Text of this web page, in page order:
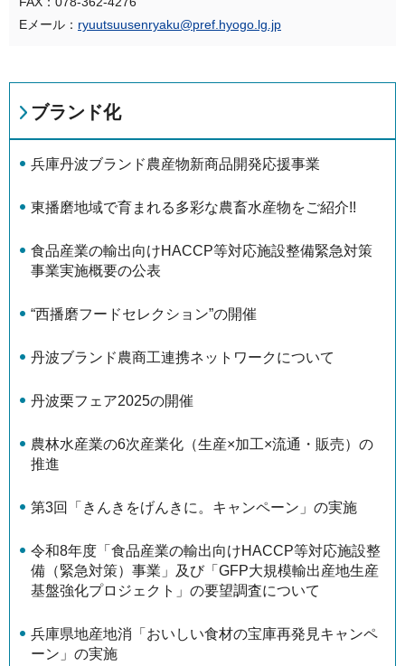
Eメール： ryuutsuusenryaku@pref.hyogo.lg.jp
ブランド化
兵庫丹波ブランド農産物新商品開発応援事業
東播磨地域で育まれる多彩な農畜水産物をご紹介!!
食品産業の輸出向けHACCP等対応施設整備緊急対策
事業実施概要の公表
“西播磨フードセレクション”の開催
丹波ブランド農商工連携ネットワークについて
丹波栗フェア2025の開催
農林水産業の6次産業化（生産×加工×流通・販売）の
推進
第3回「きんきをげんきに。キャンペーン」の実施
令和8年度「食品産業の輸出向けHACCP等対応施設整
備（緊急対策）事業」及び「GFP大規模輸出産地生産
基盤強化プロジェクト」の要望調査について
兵庫県地産地消「おいしい食材の宝庫再発見キャンペ
ーン」の実施